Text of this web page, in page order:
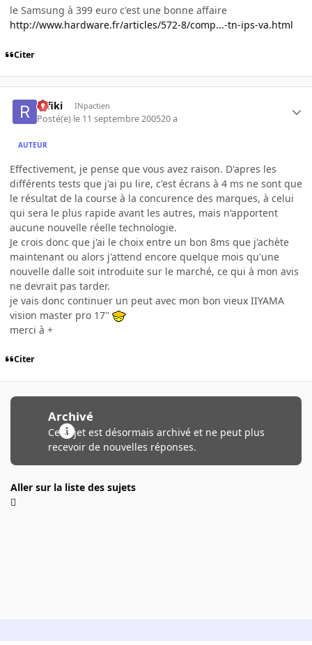
le Samsung à 399 euro c'est une bonne affaire
http://www.hardware.fr/articles/572-8/comp...-tn-ips-va.html
Citer
rafiki INpactien
Posté(e) le 11 septembre 200520 a
AUTEUR
Effectivement, je pense que vous avez raison. D'apres les
différents tests que j'ai pu lire, c'est écrans à 4 ms ne sont que
le résultat de la course à la concurence des marques, à celui
qui sera le plus rapide avant les autres, mais n'apportent
aucune nouvelle réelle technologie.
Je crois donc que j'ai le choix entre un bon 8ms que j'achète
maintenant ou alors j'attend encore quelque mois qu'une
nouvelle dalle soit introduite sur le marché, ce qui à mon avis
ne devrait pas tarder.
je vais donc continuer un peut avec mon bon vieux IIYAMA
vision master pro 17''
merci à +
Citer
Archivé
Ce sujet est désormais archivé et ne peut plus
recevoir de nouvelles réponses.
Aller sur la liste des sujets